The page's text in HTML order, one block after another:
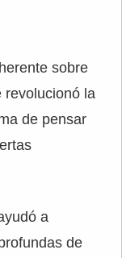
sobre
revolucionó la
de pensar
a
de